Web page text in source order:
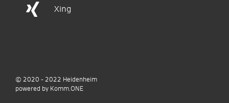
Xing
© 2020 - 2022 Heidenheim
powered by Komm.ONE